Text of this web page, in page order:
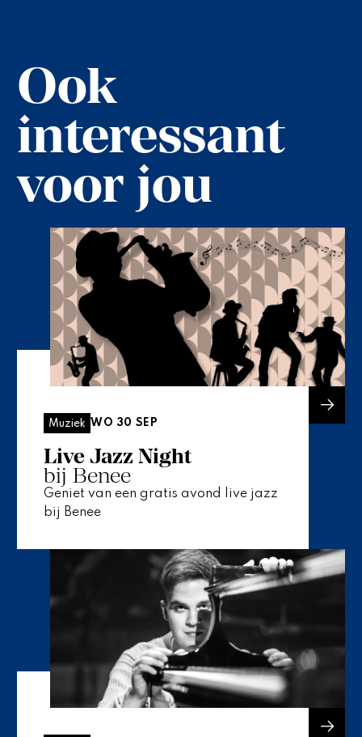
Ook
interessant
voor jou
Muziek WO 30 SEP
Live Jazz Night
bij Benee
Geniet van een gratis avond live jazz
bij Benee